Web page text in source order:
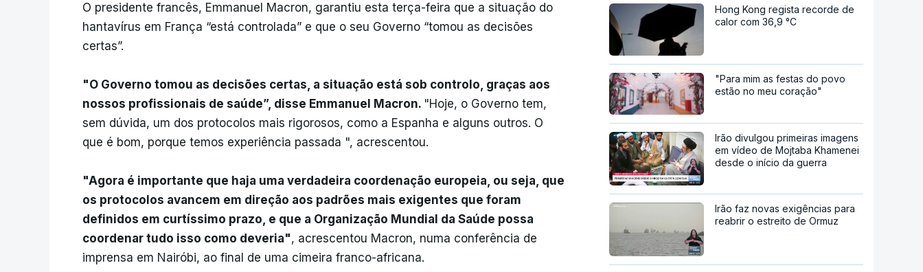
O presidente francês, Emmanuel Macron, garantiu esta terça-feira que a situação do
hantavírus em França “está controlada” e que o seu Governo “tomou as decisões
certas”.
"O Governo tomou as decisões certas, a situação está sob controlo, graças aos
nossos profissionais de saúde”, disse Emmanuel Macron. "Hoje, o Governo tem,
sem dúvida, um dos protocolos mais rigorosos, como a Espanha e alguns outros. O
que é bom, porque temos experiência passada ", acrescentou.
"Agora é importante que haja uma verdadeira coordenação europeia, ou seja, que
os protocolos avancem em direção aos padrões mais exigentes que foram
definidos em curtíssimo prazo, e que a Organização Mundial da Saúde possa
coordenar tudo isso como deveria", acrescentou Macron, numa conferência de
imprensa em Nairóbi, ao final de uma cimeira franco-africana.
Hong Kong regista recorde de
calor com 36,9 °C
"Para mim as festas do povo
estão no meu coração"
Irão divulgou primeiras imagens
em vídeo de Mojtaba Khamenei
desde o início da guerra
Irão faz novas exigências para
reabrir o estreito de Ormuz